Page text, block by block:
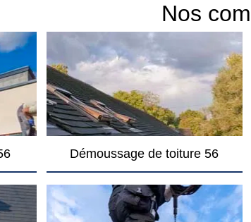
Nos
Démoussage de toiture 56